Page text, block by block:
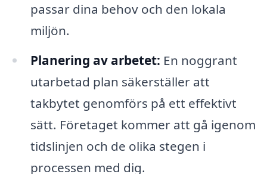
passar dina behov och den lokala
miljön.
Planering av arbetet: En noggrant
utarbetad plan säkerställer att
takbytet genomförs på ett effektivt
sätt. Företaget kommer att gå igenom
tidslinjen och de olika stegen i
processen med dig.